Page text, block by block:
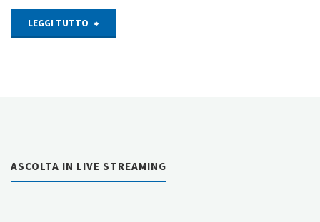
LEGGI TUTTO
Narrativa
ASCOLTA IN LIVE STREAMING